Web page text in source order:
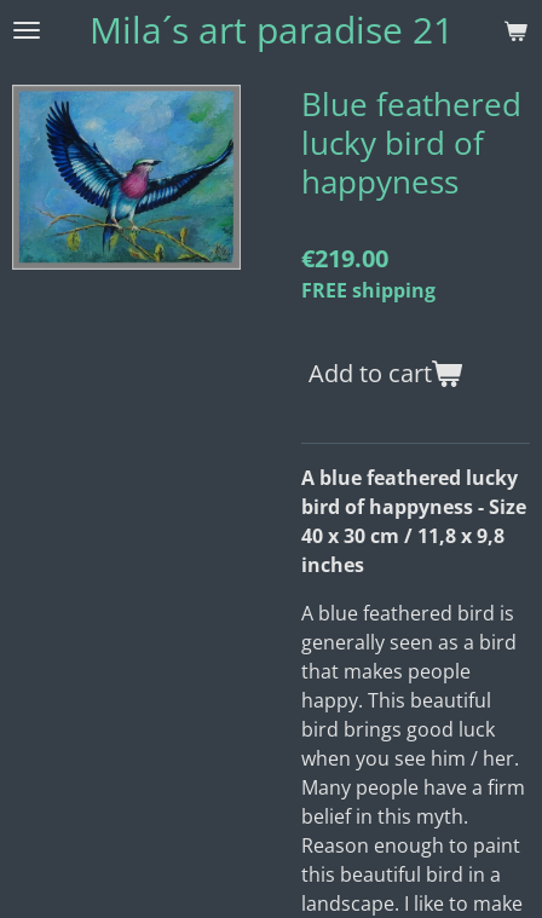
Skip
main
content
Mila´s art paradise 21
Blue feathered
lucky bird of
happyness
€219.00
FREE shipping
Add to cart
A blue feathered lucky
bird of happyness - Size
40 x 30 cm / 11,8 x 9,8
inches
A blue feathered bird is
generally seen as a bird
that makes people
happy. This beautiful
bird brings good luck
when you see him / her.
Many people have a firm
belief in this myth.
Reason enough to paint
this beautiful bird in a
landscape. I like to make